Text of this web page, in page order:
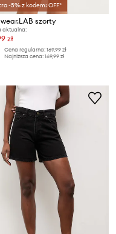
-5% z kodem: OFF*
szorty
aktualna:
zł
Cena regularna:169,99 zł
Najniższa cena:169,99 zł